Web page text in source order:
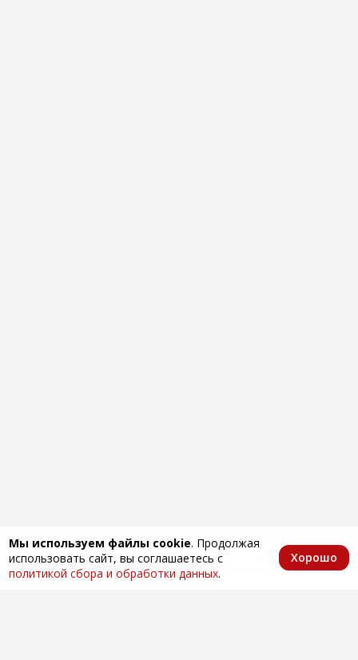
Мы используем файлы cookie. Продолжая
использовать сайт, вы соглашаетесь с
политикой сбора и обработки данных.
Хорошо
Главная КаталогИзбранноеКорзина Аккаунт